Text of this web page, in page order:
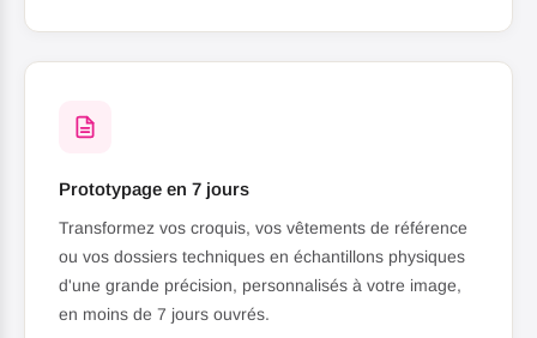
Prototypage en 7 jours
Transformez vos croquis, vos vêtements de référence
ou vos dossiers techniques en échantillons physiques
d'une grande précision, personnalisés à votre image,
en moins de 7 jours ouvrés.